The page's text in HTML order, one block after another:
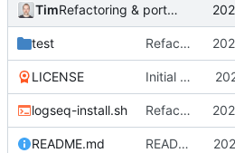
Tim Refactoring & portable Testpfade
test Refactoring & portable Testpfade
LICENSE Initial commit
logseq-install.sh Refactoring & portable Testpfade
README.md README um Hinweis auf symbolischen Link ergänzt